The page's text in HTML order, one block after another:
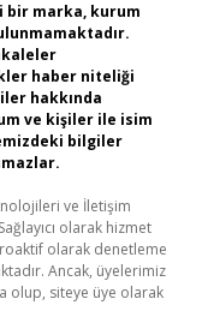
bir marka, kurum
haber niteliği
hakkında
ve kişiler ile isim
bilgiler
ve İletişim
olarak hizmet
olarak denetleme
Ancak, üyelerimiz
olup, siteye üye olarak